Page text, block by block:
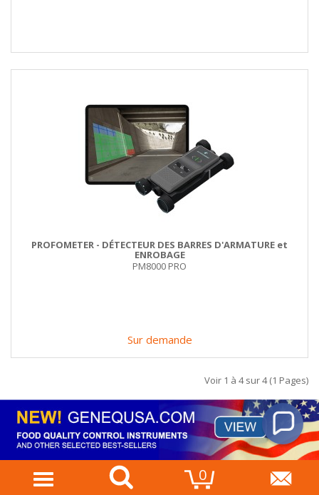
Mobile
0
PROFOMETER - DÉTECTEUR DES BARRES D'ARMATURE et
ENROBAGE
PM8000 PRO
Sur demande
Voir 1 à 4 sur 4 (1 Pages)
×
Si vous avez des questions, faites-le nous savoir !